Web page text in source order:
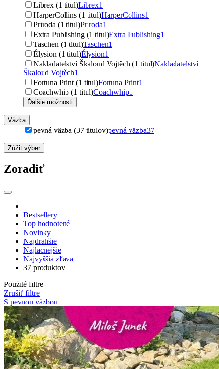
Librex (1 titul)Librex1
HarperCollins (1 titul)HarperCollins1
Príroda (1 titul)Príroda1
Extra Publishing (1 titul)Extra Publishing1
Taschen (1 titul)Taschen1
Élysion (1 titul)Élysion1
Nakladatelství Škaloud Vojtěch (1 titul)Nakladatelství
Škaloud Vojtěch1
Fortuna Print (1 titul)Fortuna Print1
Coachwhip (1 titul)Coachwhip1
Ďalšie možnosti
Väzba
pevná väzba (37 titulov)pevná väzba37
Zúžiť výber
Zoradiť
Bestsellery
Top hodnotené
Novinky
Najdrahšie
Najlacnejšie
Najvyššia zľava
37 produktov
Použité filtre
Zrušiť filtre
S pevnou väzbou